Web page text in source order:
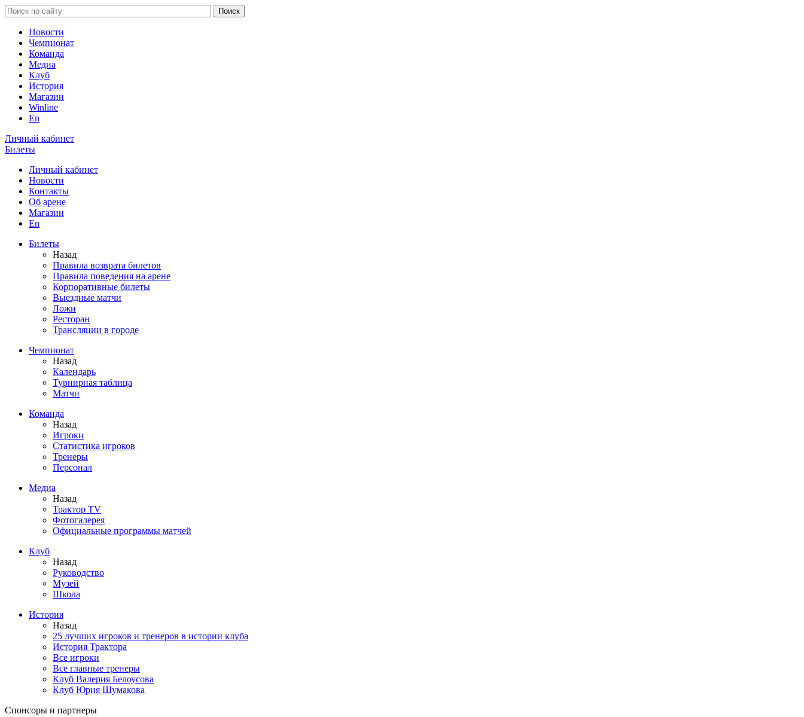
Новости
Чемпионат
Команда
Медиа
Клуб
История
Магазин
Winline
En
Личный кабинет
Билеты
Личный кабинет
Новости
Контакты
Об арене
Магазин
En
Билеты
Назад
Правила возврата билетов
Правила поведения на арене
Корпоративные билеты
Выездные матчи
Ложи
Ресторан
Трансляции в городе
Чемпионат
Назад
Календарь
Турнирная таблица
Матчи
Команда
Назад
Игроки
Статистика игроков
Тренеры
Персонал
Медиа
Назад
Трактор TV
Фотогалерея
Официальные программы матчей
Клуб
Назад
Руководство
Музей
Школа
История
Назад
25 лучших игроков и тренеров в истории клуба
История Трактора
Все игроки
Все главные тренеры
Клуб Валерия Белоусова
Клуб Юрия Шумакова
Спонсоры и партнеры